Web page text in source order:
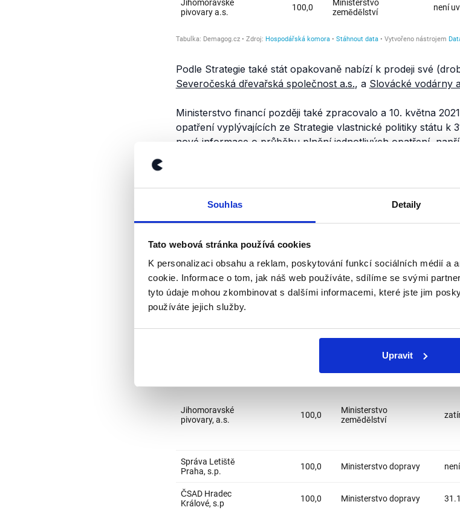
Souhlas Detaily
Tato webová stránka používá cookies
K personalizaci obsahu a reklam, poskytování funkcí sociálních médií a
cookie. Informace o tom, jak náš web používáte, sdílíme se svými
tyto údaje mohou zkombinovat s dalšími informacemi, které jste jim
používáte jejich služby.
Upravit
Podle Strategie také stát opakovaně nabízí k prodeji své
Severočeská dřevařská společnost a.s., a Slovácké vodárny
Ministerstvo financí později také zpracovalo a 10. května
opatření vyplývajících ze Strategie vlastnické politiky státu k
nové informace o průběhu plnění jednotlivých opatření,
termíny privatizace byly posunuty na rok 2022. Dále že byl
, str. 30). Přibyl také další podnik
Králové, s.p. (.pdf, str. 30), kde je stát 100% držitelem.